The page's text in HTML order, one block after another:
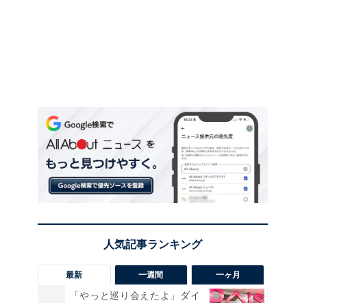
最新 一週間 一ヶ月
「やっと巡り会えたよ」ダイ